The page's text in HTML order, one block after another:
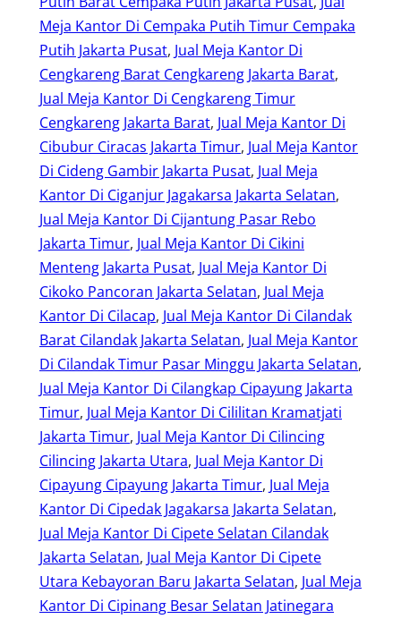
Meja Kantor Di Cempaka Putih Timur Cempaka
Putih Jakarta Pusat, Jual Meja Kantor Di
Cengkareng Barat Cengkareng Jakarta Barat
Jual Meja Kantor Di Cengkareng Timur
Cengkareng Jakarta Barat, Jual Meja Kantor Di
Cibubur Ciracas Jakarta Timur, Jual Meja Kantor
Di Cideng Gambir Jakarta Pusat, Jual Meja
Kantor Di Ciganjur Jagakarsa Jakarta Selatan
Jual Meja Kantor Di Cijantung Pasar Rebo
Jakarta Timur, Jual Meja Kantor Di Cikini
Menteng Jakarta Pusat, Jual Meja Kantor Di
Cikoko Pancoran Jakarta Selatan, Jual Meja
Kantor Di Cilacap, Jual Meja Kantor Di Cilandak
Barat Cilandak Jakarta Selatan, Jual Meja Kantor
Di Cilandak Timur Pasar Minggu Jakarta Selatan
Jual Meja Kantor Di Cilangkap Cipayung Jakarta
Timur, Jual Meja Kantor Di Cililitan Kramatjati
Jakarta Timur, Jual Meja Kantor Di Cilincing
Cilincing Jakarta Utara, Jual Meja Kantor Di
Cipayung Cipayung Jakarta Timur, Jual Meja
Kantor Di Cipedak Jagakarsa Jakarta Selatan
Jual Meja Kantor Di Cipete Selatan Cilandak
Jakarta Selatan, Jual Meja Kantor Di Cipete
Utara Kebayoran Baru Jakarta Selatan, Jual Meja
Kantor Di Cipinang Besar Selatan Jatinegara